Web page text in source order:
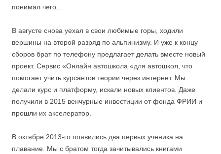
понимал чего…
В августе снова уехал в свои любимые горы, ходили
вершины на второй разряд по альпинизму. И уже к концу
сборов брат по телефону предлагает делать вместе новый
проект. Сервис «Онлайн автошкола «для автошкол, что
помогает учить курсантов теории через интернет. Мы
делали курс и платформу, искали новых клиентов. Даже
получили в 2015 венчурные инвестиции от фонда ФРИИ и
прошли их акселератор.
В октябре 2013-го появились два первых ученика на
плавание. Мы с братом тогда зачитывались книгами